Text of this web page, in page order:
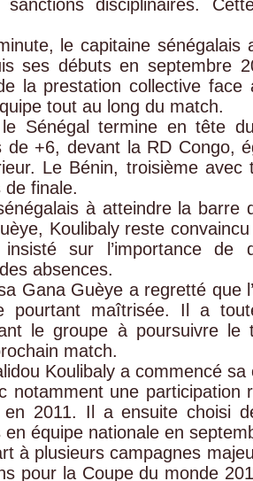
disciplinaires.
le capitaine
ses débuts en septembre
la prestation collective
tout au long du match.
Sénégal termine en tête
de +6, devant la RD Congo,
Le Bénin, troisième
de finale.
à atteindre la barre
Koulibaly reste
sur l’importance de
absences.
Gana Guèye a regretté que
pourtant maîtrisée. Il a
le groupe à poursuivre le
match.
Koulibaly a commencé
notamment une participation
2011. Il a ensuite choisi
équipe nationale en
à plusieurs campagnes
pour la Coupe du monde